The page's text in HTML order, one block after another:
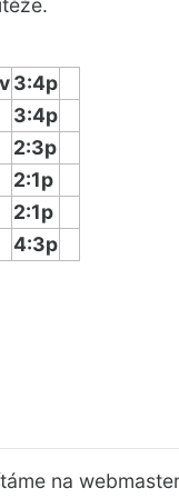
3:4p
3:4p
2:3p
2:1p
2:1p
4:3p
na webmaster